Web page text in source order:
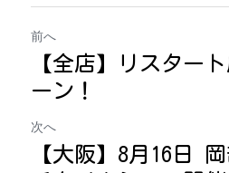
前へ
【全店】リスター
ーン！
次へ
【大阪】8月16日